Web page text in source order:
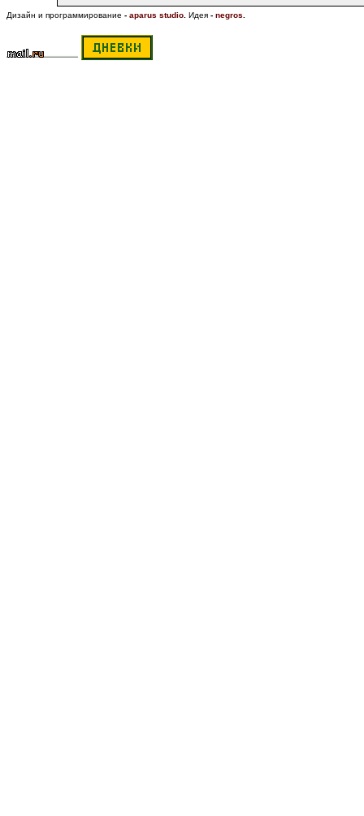
Дизайн и программирование - aparus studio Идея - negros